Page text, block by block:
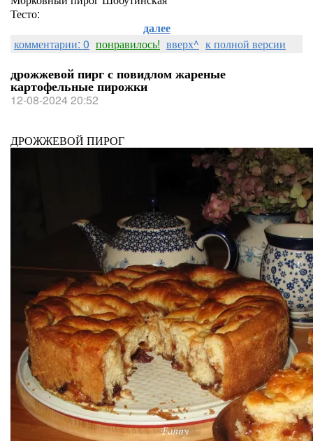
Тесто:
далее
комментарии: 0 понравилось! вверх^ к полной версии
дрожжевой пирг с повидлом жареные
картофельные пирожки
12-08-2024 20:52
ДРОЖЖЕВОЙ ПИРОГ